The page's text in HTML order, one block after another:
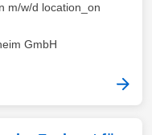
m/w/d location_on
GmbH